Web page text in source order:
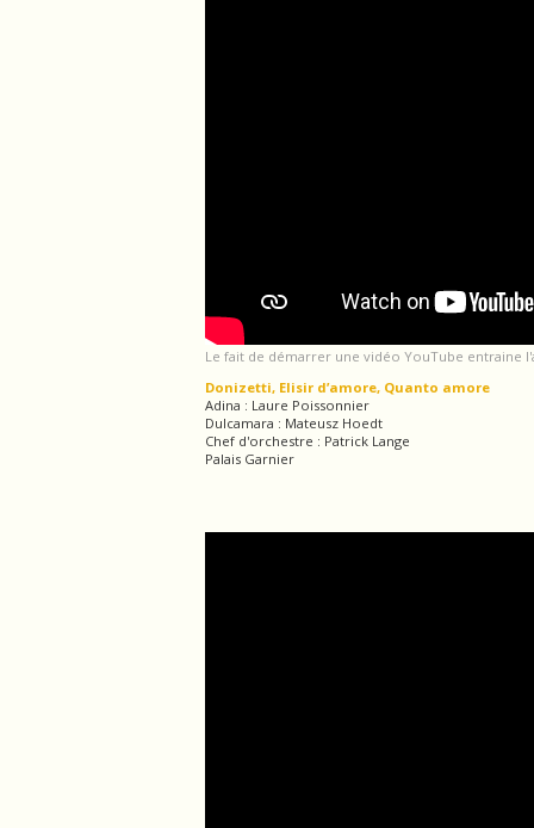
Le fait de démarrer une vidéo YouTube entraine
Donizetti, Elisir d’amore, Quanto amore
Adina : Laure Poissonnier
Dulcamara : Mateusz Hoedt
Chef d'orchestre : Patrick Lange
Palais Garnier